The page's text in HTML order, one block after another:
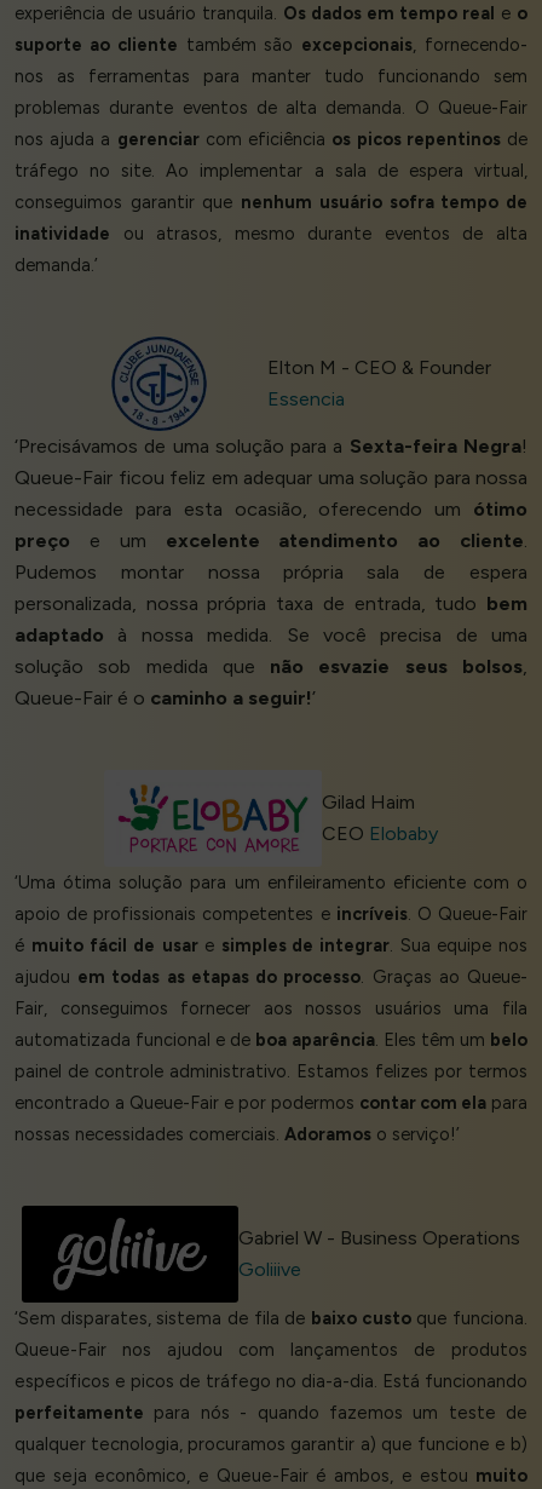
experiência de usuário tranquila. Os dados em tempo real e o
suporte ao cliente também são excepcionais, fornecendo-
nos as ferramentas para manter tudo funcionando sem
problemas durante eventos de alta demanda. O Queue-Fair
nos ajuda a gerenciarcom eficiência os picos repentinosde
tráfego no site. Ao implementar a sala de espera virtual,
conseguimos garantir que nenhum usuário sofra tempo de
inatividade ou atrasos, mesmo durante eventos de alta
demanda.’
Elton M - CEO & Founder
Essencia
‘Precisávamos de uma solução para a Sexta-feira Negra!
Queue-Fair ficou feliz em adequar uma solução para nossa
necessidade para esta ocasião, oferecendo um ótimo
preço e um excelente atendimento ao cliente.
Pudemos montar nossa própria sala de espera
personalizada, nossa própria taxa de entrada, tudo bem
adaptado à nossa medida. Se você precisa de uma
solução sob medida que não esvazie seus bolsos,
Queue-Fair é o caminho a seguir!’
Gilad Haim
CEO Elobaby
‘Uma ótima solução para um enfileiramento eficiente com o
apoio de profissionais competentes e incríveis. O Queue-Fair
é muito fácil de usare simples de integrar. Sua equipe nos
ajudou em todas as etapas do processo. Graças ao Queue-
Fair, conseguimos fornecer aos nossos usuários uma fila
automatizada funcional e de boa aparência. Eles têm um belo
painel de controle administrativo. Estamos felizes por termos
encontrado a Queue-Fair e por podermos contar com ela para
nossas necessidades comerciais. Adoramos o serviço!’
Gabriel W - Business Operations
Goliiive
‘Sem disparates, sistema de fila de baixo custoque funciona.
Queue-Fair nos ajudou com lançamentos de produtos
específicos e picos de tráfego no dia-a-dia. Está funcionando
perfeitamente para nós - quando fazemos um teste de
qualquer tecnologia, procuramos garantir a) que funcione e b)
que seja econômico, e Queue-Fair é ambos, e estou muito